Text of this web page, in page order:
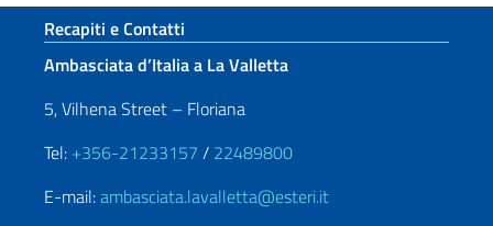
Sezione footer
Recapiti e Contatti
Ambasciata d’Italia a La Valletta
5, Vilhena Street – Floriana
Tel: +356-21233157 / 22489800
E-mail:ambasciata.lavalletta@esteri.it